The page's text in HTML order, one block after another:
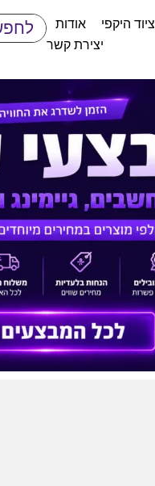
ציוד היקפי
אודות
יצירת קשר